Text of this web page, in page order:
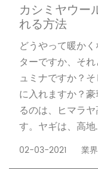
カシミヤウー
れる方法
どうやって暖か
ターですか、そ
ュミナですか？
に入れますか？
るのは、ヒマラ
す。ヤギは、高地
02-03-2021 業